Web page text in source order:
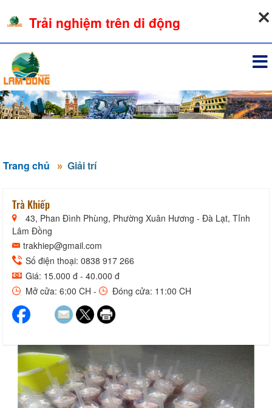
Trang chủ Giải trí
Trà Khiếp
43, Phan Đình Phùng, Phường Xuân Hương - Đà Lạt, Tỉnh
Lâm Đồng
trakhiep@gmail.com
Số điện thoại: 0838 917 266
Giá: 15.000 đ - 40.000 đ
Mở cửa: 6:00 CH -
Đóng cửa: 11:00 CH
Trải nghiệm trên di động